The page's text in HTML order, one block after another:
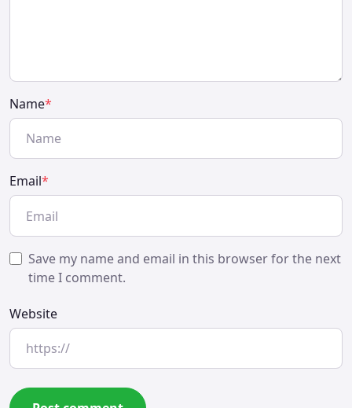
Name*
Email*
Save my name and email in this browser for the next
time I comment.
Website